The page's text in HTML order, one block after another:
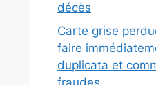
décès
Carte grise
faire
duplicata et
fraudes